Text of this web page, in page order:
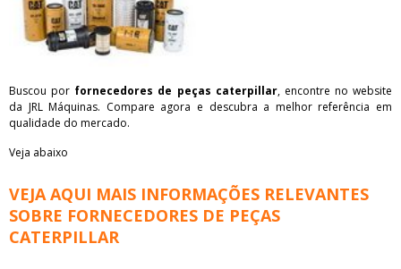
Buscou por fornecedores de peças caterpillar, encontre no website
da JRL Máquinas. Compare agora e descubra a melhor referência em
qualidade do mercado.
Veja abaixo
VEJA AQUI MAIS INFORMAÇÕES RELEVANTES
SOBRE FORNECEDORES DE PEÇAS
CATERPILLAR